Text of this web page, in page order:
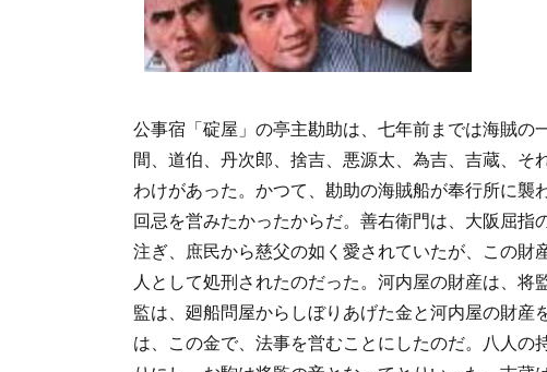
公事宿「碇屋」の亭主勘助は、七年前までは海賊
間、道伯、丹次郎、捨吉、悪源太、為吉、吉蔵、そ
わけがあった。かつて、勘助の海賊船が奉行所に
回忌を営みたかったからだ。善右衛門は、大阪屈
注ぎ、庶民から慈父の如く愛されていたが、この
人として処刑されたのだった。河内屋の財産は、
監は、廻船問屋からしぼりあげた金と河内屋の財
は、この金で、法事を営むことにしたのだ。八人